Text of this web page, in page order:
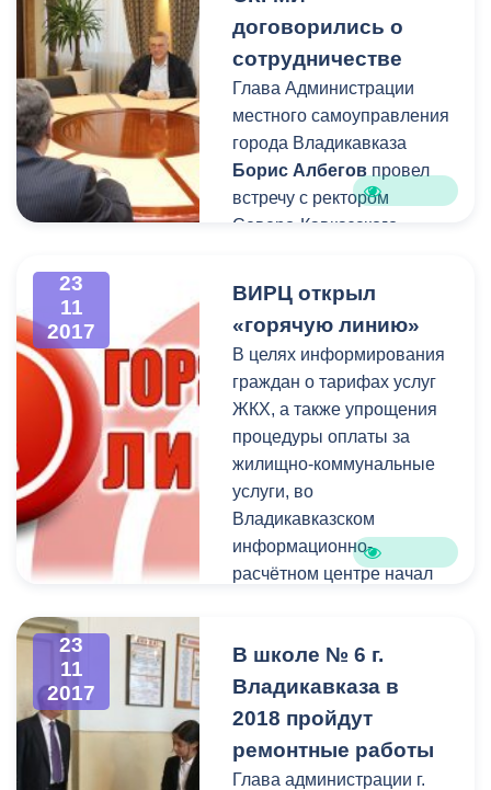
администрацией столицы
Северной Осетии и
архитекторомЗаурбеком
Тотровым.
договорились о
сотрудничестве
Глава Администрации
местного самоуправления
города Владикавказа
Борис Албегов провел
встречу с ректором
Северо-Кавказского
Дмитраком
, в которой
принял участие
заместитель главы АМС-
начальник Управления
образования Роман
Гозюмови представители
профессорско-
преподавательского
состава СКГМИ.
23
11
2017
ВИРЦ открыл
«горячую линию»
В целях информирования
граждан о тарифах услуг
ЖКХ, а также упрощения
процедуры оплаты за
жилищно-коммунальные
услуги, во
Владикавказском
информационно-
расчётном центре начал
23
11
2017
В школе № 6 г.
Владикавказа в
2018 пройдут
ремонтные работы
Глава администрации г.